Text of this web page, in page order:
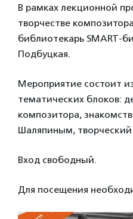
В рамках лекционной
творчестве
библиотекарь SMART-
Подбуцкая.
Мероприятие состоит
тематических блоков:
композитора,
Шаляпиным, творческий
Вход свободный.
Для посещения